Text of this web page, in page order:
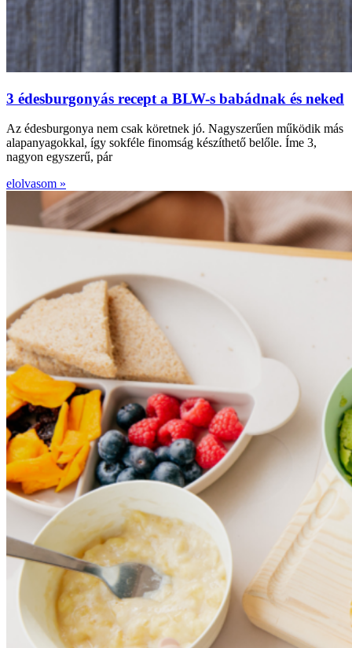
3 édesburgonyás recept a BLW-s babádnak és neked
Az édesburgonya nem csak köretnek jó. Nagyszerűen működik más
alapanyagokkal, így sokféle finomság készíthető belőle. Íme 3,
nagyon egyszerű, pár
elolvasom »